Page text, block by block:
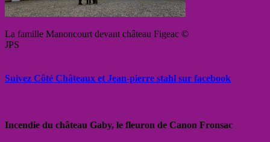
La famille Manoncourt devant château Figeac ©
JPS
Suivez Côté Châteaux et Jean-pierre stahl sur facebook
Incendie du château Gaby, le fleuron de Canon Fronsac